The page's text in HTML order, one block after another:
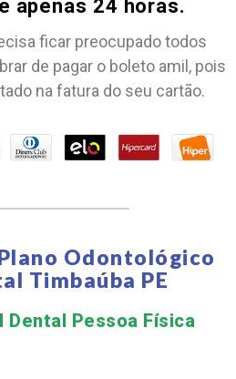
apenas 24 horas.
ficar preocupado todos
de pagar o boleto amil, pois
na fatura do seu cartão.
Odontológico
Timbaúba PE
Dental Pessoa Física​